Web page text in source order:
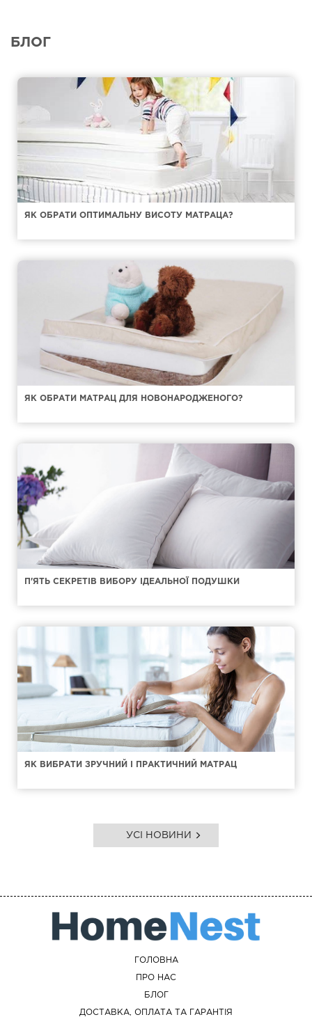
БЛОГ
ЯК ОБРАТИ ОПТИМАЛЬНУ ВИСОТУ МАТРАЦА?
ЯК ОБРАТИ МАТРАЦ ДЛЯ НОВОНАРОДЖЕНОГО?
П'ЯТЬ СЕКРЕТІВ ВИБОРУ ІДЕАЛЬНОЇ ПОДУШКИ
ЯК ВИБРАТИ ЗРУЧНИЙ І ПРАКТИЧНИЙ МАТРАЦ
УСІ НОВИНИ
ГОЛОВНА
ПРО НАС
БЛОГ
ДОСТАВКА, ОПЛАТА ТА ГАРАНТІЯ